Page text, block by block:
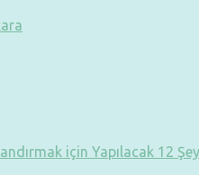
için Yapılacak 12 Şey